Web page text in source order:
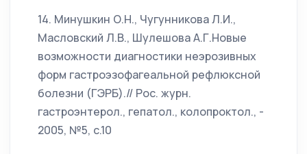
14. Минушкин О.Н., Чугунникова Л.И.,
Масловский Л.В., Шулешова А.Г.Новые
возможности диагностики неэрозивных
форм гастроэзофагеальной рефлюксной
болезни (ГЭРБ).// Рос. журн.
гастроэнтерол., гепатол., колопроктол., -
2005, №5, с.10